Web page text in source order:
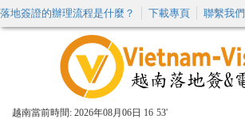
落地簽證的辦理流程是什麼？ 下載專頁 聯繫我們
越南當前時間: 2026年08月06日 16 53'
申請簽證